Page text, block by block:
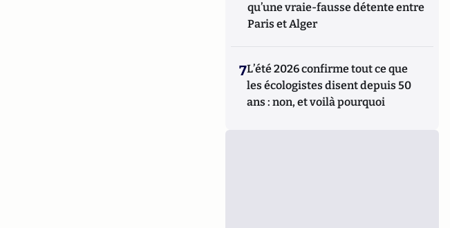
qu’une vraie-fausse détente entre
Paris et Alger
7L’été 2026 confirme tout ce que
les écologistes disent depuis 50
ans : non, et voilà pourquoi